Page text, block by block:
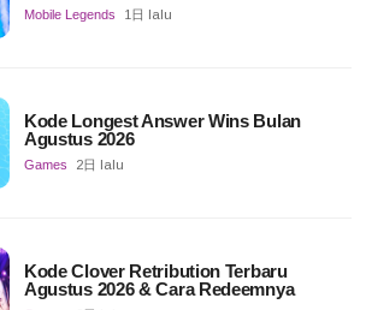
Mobile Legends 1日 lalu
Kode Longest Answer Wins Bulan
Agustus 2026
Games 2日 lalu
Kode Clover Retribution Terbaru
Agustus 2026 & Cara Redeemnya